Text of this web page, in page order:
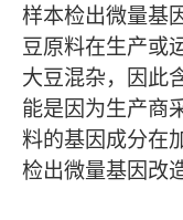
样本检出微量基
豆原料在生产或
大豆混杂，因此
能是因为生产商
料的基因成分在
检出微量基因改